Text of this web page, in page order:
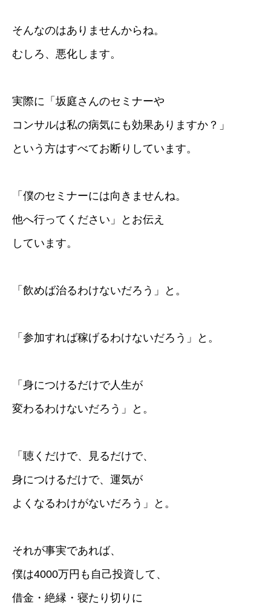
そんなのはありませんからね。
むしろ、悪化します。
実際に「坂庭さんのセミナーや
コンサルは私の病気にも効果ありますか？」
という方はすべてお断りしています。
「僕のセミナーには向きませんね。
他へ行ってください」とお伝え
しています。
「飲めば治るわけないだろう」と。
「参加すれば稼げるわけないだろう」と。
「身につけるだけで人生が
変わるわけないだろう」と。
「聴くだけで、見るだけで、
身につけるだけで、運気が
よくなるわけがないだろう」と。
それが事実であれば、
僕は4000万円も自己投資して、
借金・絶縁・寝たり切りに